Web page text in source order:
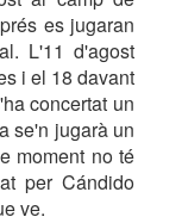
es jugaran
L'11 d'agost
i el 18 davant
concertat un
se'n jugarà un
moment no té
per Cándido
ve.